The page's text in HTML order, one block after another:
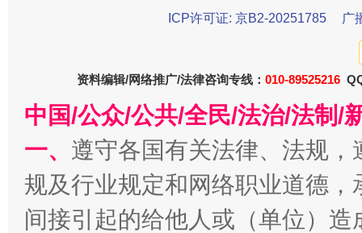
ICP许可证: 京B2-20251785 广
资料编辑/网络推广/法律咨询专线： 010-89525216
中国/公众/公共/全民/法治/法制/
一、 遵守各国有关法律、法规
规及行业规定和网络职业道德
间接引起的给他人或（单位）